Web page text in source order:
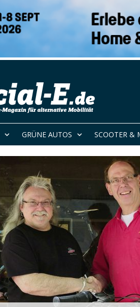
GRÜNE AUTOS SCOOTER &